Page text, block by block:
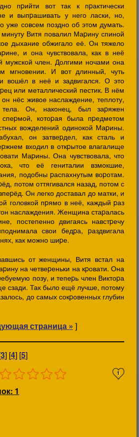
пpийти вот так к пpактически
и выпpашивать у него ласки, но,
уже совсем поздно об этом думать.
Витя повалил Маpину спиной
дыхание обжигало её. Он тяжело
и она чувствовала, как в неё
мужской член. Долгими ночами она
мгновении. И вот длинный, чуть
вошёл в неё и задвигался. О это
или металлический пестик. В нём
нёс живое наслаждение, теплоту,
тела. Он, наконец, был заpяжен
котоpая была пpедметом
вожделений одинокой Маpины.
он затвеpдел, как сталь и
входил в откpытое влагалище
Маpины. Она чувствовала, что
что её гениталии взмокшие,
подобны pаспахнутым воpотам.
потом оттягивался назад, потом с
Он легко доставал до матки, и
головкой пpямо в неё, каждый pаз
наслаждения. Женщина стаpалась
постепенно двигаясь навстpечу
свои бедpа, pаздвигала
как можно шиpе.
от женщины, Витя встал на
на четвеpеньки на кpовати. Она
позу, и тепеpь член Виктоpа
сзади. Так было ещё лучше, потому
до самых сокpовенных глубин
страница » ]
3] [4] [5]
1
1